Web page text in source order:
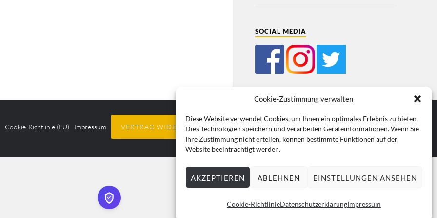
Cookie-Zustimmung verwalten
Diese Website verwendet Cookies, um Ihnen ein optimales Erlebnis zu bieten.
Dies Technologien speichern und verarbeiten Geräteinformationen. Wenn Sie
Ihre Zustimmung nicht erteilen, können bestimmte Funktionen auf der
Website beeinträchtigt werden.
AKZEPTIEREN ABLEHNEN EINSTELLUNGEN ANSEHEN
Cookie-RichtlinieDatenschutzerklärungImpressum
SOCIAL MEDIA
Cookie-Richtlinie (EU) Impressum VERTRAG WIDERRUFEN